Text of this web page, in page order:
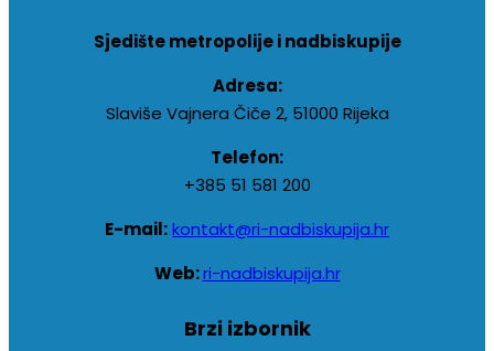
Sjedište metropolije i nadbiskupije
Adresa:
Slaviše Vajnera Čiče 2, 51000 Rijeka
Telefon:
+385 51 581 200
E-mail:kontakt@ri-nadbiskupija.hr
Web:ri-nadbiskupija.hr
Brzi izbornik